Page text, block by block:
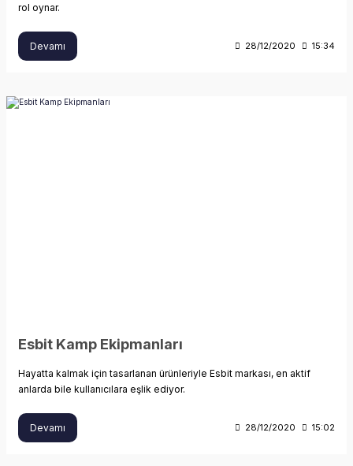
rol oynar.
Devamı 28/12/2020 15:34
Esbit Kamp Ekipmanları
Hayatta kalmak için tasarlanan ürünleriyle Esbit markası, en aktif
anlarda bile kullanıcılara eşlik ediyor.
Devamı 28/12/2020 15:02